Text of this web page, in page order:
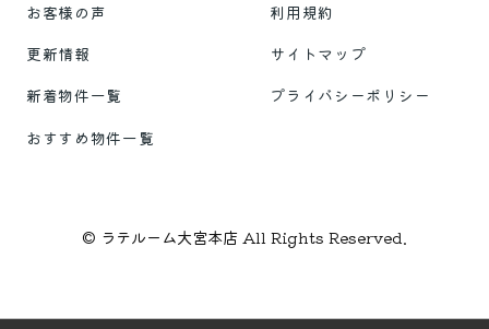
お客様の声
利用規約
更新情報
サイトマップ
新着物件一覧
プライバシーポリシー
おすすめ物件一覧
© ラテルーム大宮本店 All Rights Reserved.